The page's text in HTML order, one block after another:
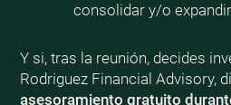
consolidar y/o
Y si, tras la reunión, decides
Rodriguez Financial Advisory,
asesoramiento gratuito